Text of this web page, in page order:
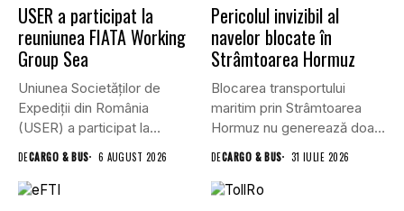
USER a participat la
reuniunea FIATA Working
Group Sea
Uniunea Societăților de
Expediții din România
(USER) a participat la
DECARGO & BUS 6 AUGUST 2026
Pericolul invizibil al
navelor blocate în
Strâmtoarea Hormuz
Blocarea transportului
maritim prin Strâmtoarea
Hormuz nu generează doar
DECARGO & BUS 31 IULIE 2026